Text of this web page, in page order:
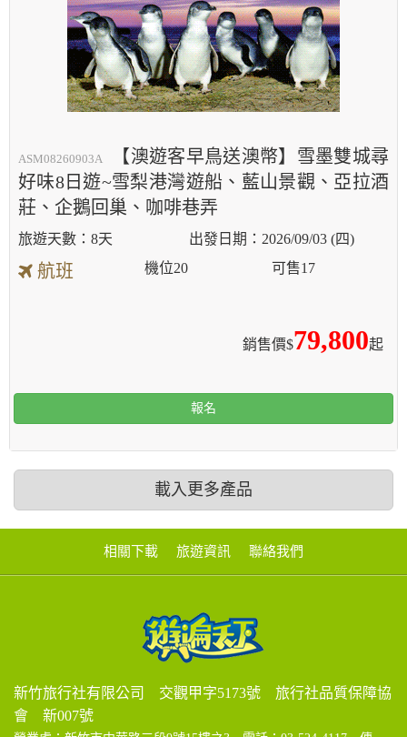
ASM08260903A
【澳遊客早鳥送澳幣】雪墨雙城尋
好味8日遊~雪梨港灣遊船、藍山景觀、亞拉酒
莊、企鵝回巢、咖啡巷弄
8天 2026/09/03 (四)
航班
銷售價$79,800起
機位20 可售17
報名
載入更多產品
相關下載 旅遊資訊 聯絡我們
新竹旅行社有限公司 交觀甲字5173號 旅行社品質保障協
會 新007號